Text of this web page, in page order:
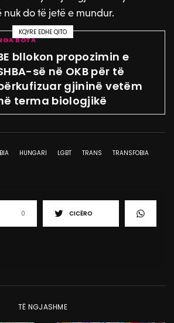
nuk do të jetë e mundur.
KQYRE EDHE QITO
BOTA
bllokon propozimin e
së në OKB për të
gjininë vetëm
terma biologjikë
HUNGARI LGBT TRANS TRANSFOBIA
0 CICËRO
TË NGJASHME